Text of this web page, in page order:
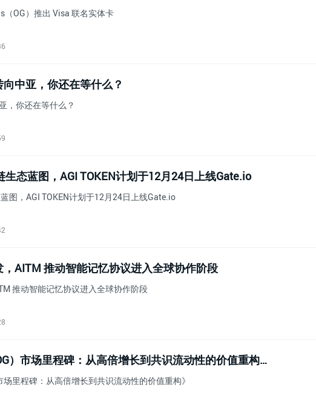
（OG）推出 Visa 联名实体卡
中亚，你还在等什么？
，你还在等什么？
生态蓝图，AGI TOKEN计划于12月24日上线Gate.io
图，AGI TOKEN计划于12月24日上线Gate.io
AITM 推动智能记忆协议进入全球协作阶段
推动智能记忆协议进入全球协作阶段
《Open Genesis（OG）市场里程碑：从高倍增长到共识流动性的价值重构》
场里程碑：从高倍增长到共识流动性的价值重构》